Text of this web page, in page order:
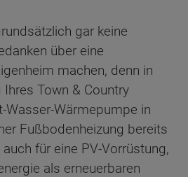
gar keine
über eine
machen, denn in
Town & Country
Wasser-Wärmepumpe in
Fußbodenheizung bereits
für eine PV-Vorrüstung,
als erneuerbaren